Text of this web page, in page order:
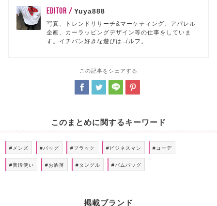
EDITOR /Yuya888
写真、トレンドリサーチ&マーケティング、アパレル
企画、カーラッピングデザイン等の仕事をしていま
す。イチバン好きな遊びはゴルフ。
この記事をシェアする
このまとめに関するキーワード
#メンズ #バッグ #ブラック #ビジネスマン #コーデ
#普段使い #お洒落 #タングル #バムバッグ
掲載ブランド